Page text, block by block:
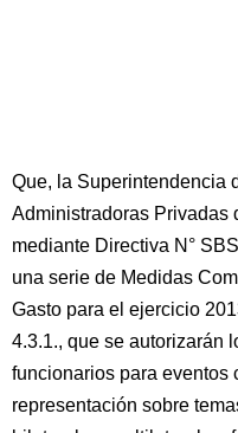
Que, la Superintendencia
Administradoras Privadas
mediante Directiva N°
una serie de Medidas
Gasto para el ejercicio
4.3.1., que se autorizarán
funcionarios para eventos
representación sobre